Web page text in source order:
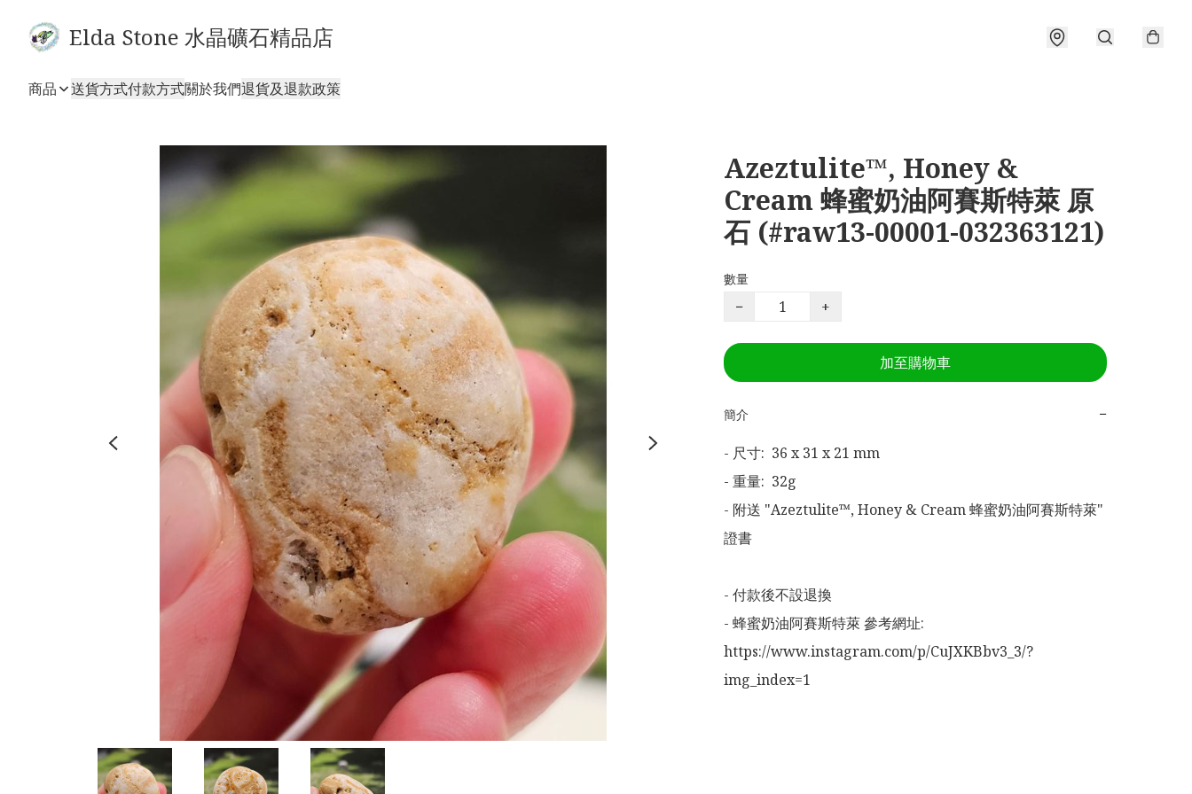
Elda Stone 水晶礦石精品店
商品 送貨方式付款方式關於我們退貨及退款政策
Azeztulite™, Honey &
Cream 蜂蜜奶油阿賽斯特萊 原
石 (#raw13-00001-032363121)
數量
− +
加至購物車
簡介
−
- 尺寸:  36 x 31 x 21 mm
- 重量:  32g
- 附送 "Azeztulite™, Honey & Cream 蜂蜜奶油阿賽斯特萊"
證書
- 付款後不設退換
- 蜂蜜奶油阿賽斯特萊 參考網址:
https://www.instagram.com/p/CuJXKBbv3_3/?
img_index=1